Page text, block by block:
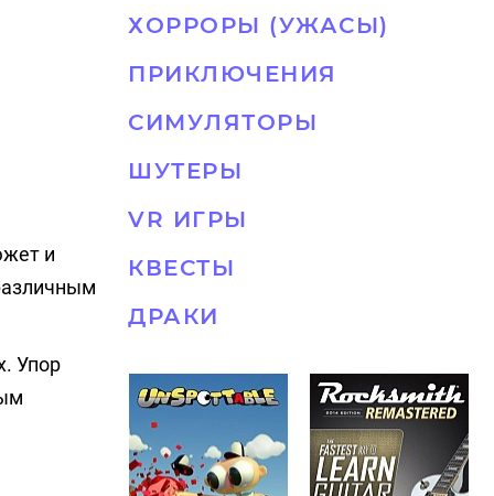
и
Упор
ХОРРОРЫ (УЖАСЫ)
ПРИКЛЮЧЕНИЯ
СИМУЛЯТОРЫ
ШУТЕРЫ
VR ИГРЫ
КВЕСТЫ
ДРАКИ